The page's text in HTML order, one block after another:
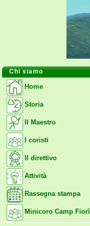
Chi siamo
Home
Storia
Il Maestro
I coristi
Il direttivo
Attività
Rassegna stampa
Minicoro Camp Fiorì